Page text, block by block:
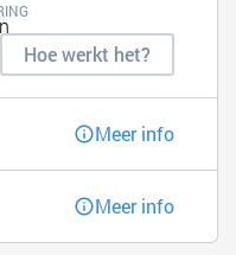
Hoe werkt het?
Meer info
Meer info